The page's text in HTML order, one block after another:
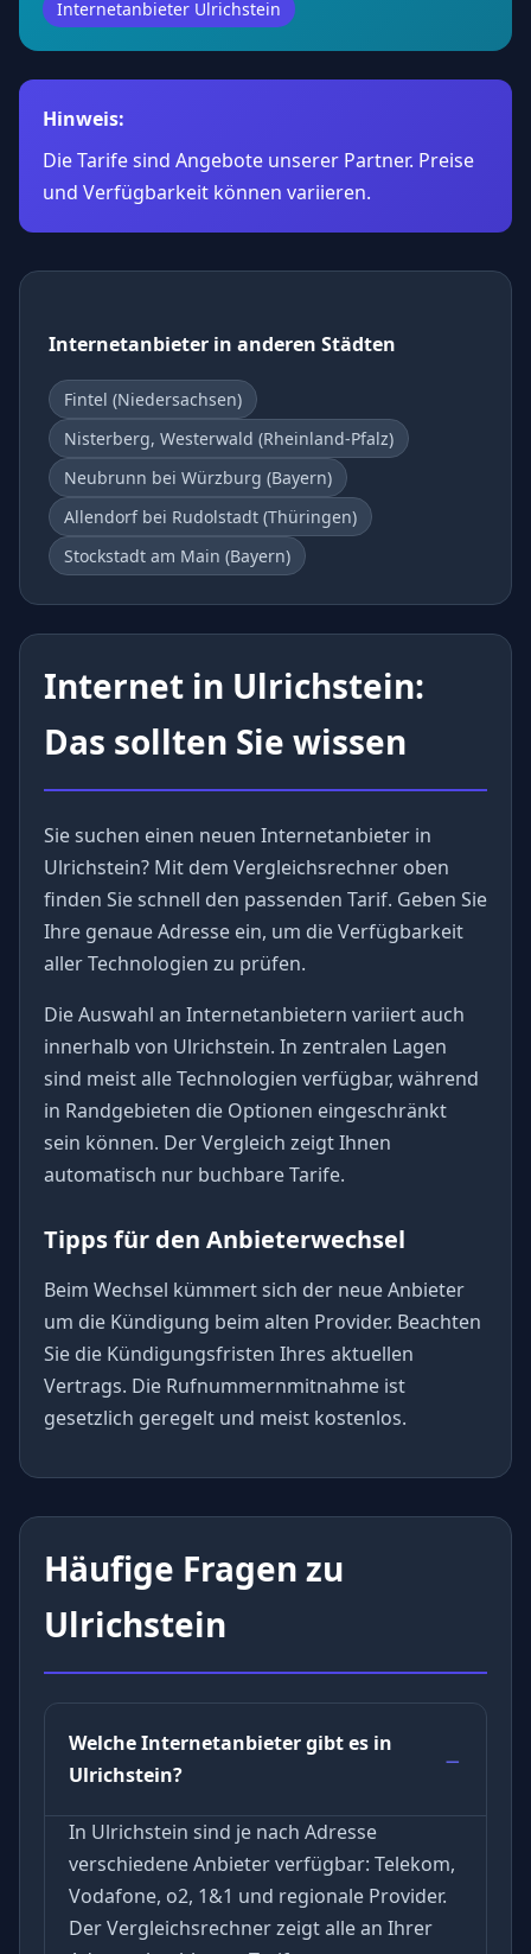
Internetanbieter Ulrichstein
Hinweis:
Die Tarife sind Angebote unserer Partner. Preise
und Verfügbarkeit können variieren.
Internetanbieter in anderen Städten
Fintel (Niedersachsen)
Nisterberg, Westerwald (Rheinland-Pfalz)
Neubrunn bei Würzburg (Bayern)
Allendorf bei Rudolstadt (Thüringen)
Stockstadt am Main (Bayern)
Internet in Ulrichstein:
Das sollten Sie wissen
Sie suchen einen neuen Internetanbieter in
Ulrichstein? Mit dem Vergleichsrechner oben
finden Sie schnell den passenden Tarif. Geben Sie
Ihre genaue Adresse ein, um die Verfügbarkeit
aller Technologien zu prüfen.
Die Auswahl an Internetanbietern variiert auch
innerhalb von Ulrichstein. In zentralen Lagen
sind meist alle Technologien verfügbar, während
in Randgebieten die Optionen eingeschränkt
sein können. Der Vergleich zeigt Ihnen
automatisch nur buchbare Tarife.
Tipps für den Anbieterwechsel
Beim Wechsel kümmert sich der neue Anbieter
um die Kündigung beim alten Provider. Beachten
Sie die Kündigungsfristen Ihres aktuellen
Vertrags. Die Rufnummernmitnahme ist
gesetzlich geregelt und meist kostenlos.
Häufige Fragen zu
Ulrichstein
Welche Internetanbieter gibt es in
Ulrichstein?
In Ulrichstein sind je nach Adresse
verschiedene Anbieter verfügbar: Telekom,
Vodafone, o2, 1&1 und regionale Provider.
Der Vergleichsrechner zeigt alle an Ihrer